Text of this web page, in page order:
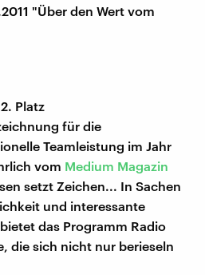
"Über den Wert vom
Platz
für die
Teamleistung im Jahr
vom Medium Magazin
setzt Zeichen... In Sachen
und interessante
das Programm Radio
die sich nicht nur berieseln